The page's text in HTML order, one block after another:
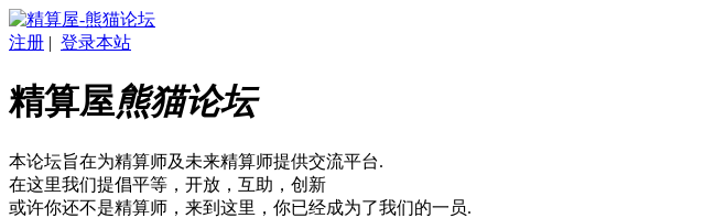
注册 | 登录本站
精算屋熊猫论坛
本论坛旨在为精算师及未来精算师提供交流平台.
在这里我们提倡平等，开放，互助，创新
或许你还不是精算师，来到这里，你已经成为了我们的一员.